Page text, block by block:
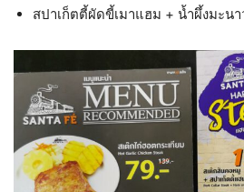
สปาเก็ตตี้ผัดขี้เมาแฮม + น้ำผึ้งมะน